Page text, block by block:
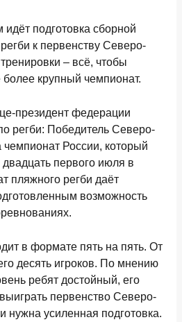
подготовка сборной
к первенству Северо-
– всё, чтобы
более крупный чемпионат.
президент федерации
регби: Победитель Северо-
чемпионат России, который
первого июля в
пляжного регби даёт
возможность
в формате пять на пять. От
десять игроков. По мнению
ребят достойный, его
первенство Северо-
нужна усиленная подготовка.